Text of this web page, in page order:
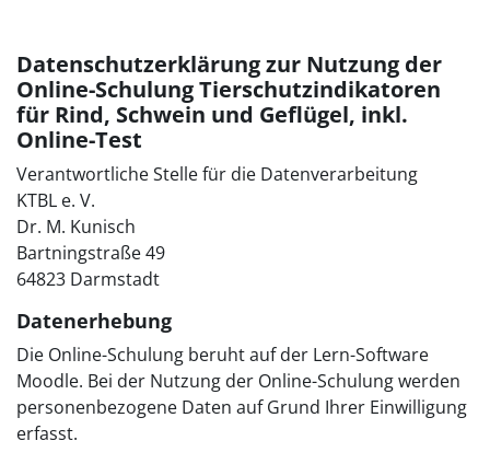
Datenschutzerklärung zur Nutzung der
Online-Schulung Tierschutzindikatoren
für Rind, Schwein und Geflügel, inkl.
Online-Test
Verantwortliche Stelle für die Datenverarbeitung
KTBL e. V.
Dr. M. Kunisch
Bartningstraße 49
64823 Darmstadt
Datenerhebung
Die Online-Schulung beruht auf der Lern-Software
Moodle. Bei der Nutzung der Online-Schulung werden
personenbezogene Daten auf Grund Ihrer Einwilligung
erfasst.